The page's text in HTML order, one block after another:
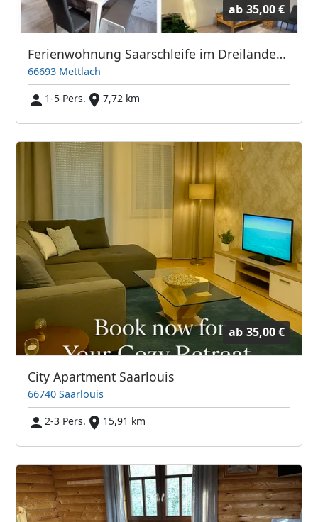
ab 35,00 €
Ferienwohnung Saarschleife im Dreiländereck Deutschland - Luxemburg - Frankreich
66693 Mettlach
1-5 Pers.
7,72 km
ab 35,00 €
City Apartment Saarlouis
66740 Saarlouis
2-3 Pers.
15,91 km